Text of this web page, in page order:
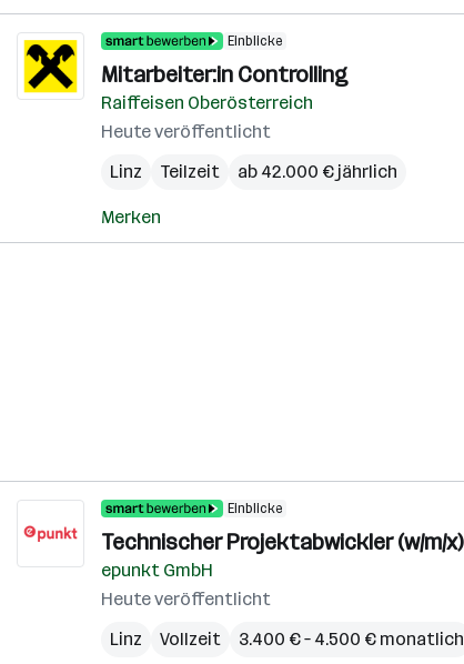
Einblicke
Mitarbeiter:in Controlling
Raiffeisen Oberösterreich
Heute veröffentlicht
Linz
Teilzeit ab 42.000 € jährlich
Merken
Einblicke
Technischer Projektabwickler (w/m/x)
epunkt GmbH
Heute veröffentlicht
Linz
Vollzeit 3.400 € – 4.500 € monatlich